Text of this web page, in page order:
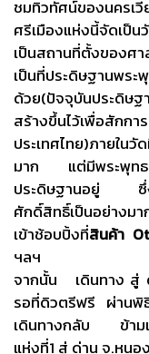
ชมทิวทัศน์ของนครเ
ศรีเมืองแห่งนี้จัดเป็น
เป็นสถานที่ตั้งของศ
เป็นที่ประดิษฐานพร
ด้วย(ปัจจุบันประดิษ
สร้างขึ้นไว้เพื่อสักก
ประเทศไทย)ภายใน
มาก แต่มีพระพุทธรู
ประดิษฐานอยู่ ซึ่งพ
ศักดิ์สิทธิ์เป็นอย่างมา
เข้าช้อบปิ้งที่สินค้า
ฯลฯ
จากนั้น เดินทาง สู่ ด่
รอที่ดิวตรีฟรี ผ่านพิ
เดินทางกลับ ข้ามแ
แห่งที่1 สู่ ด่าน จ.หนอ